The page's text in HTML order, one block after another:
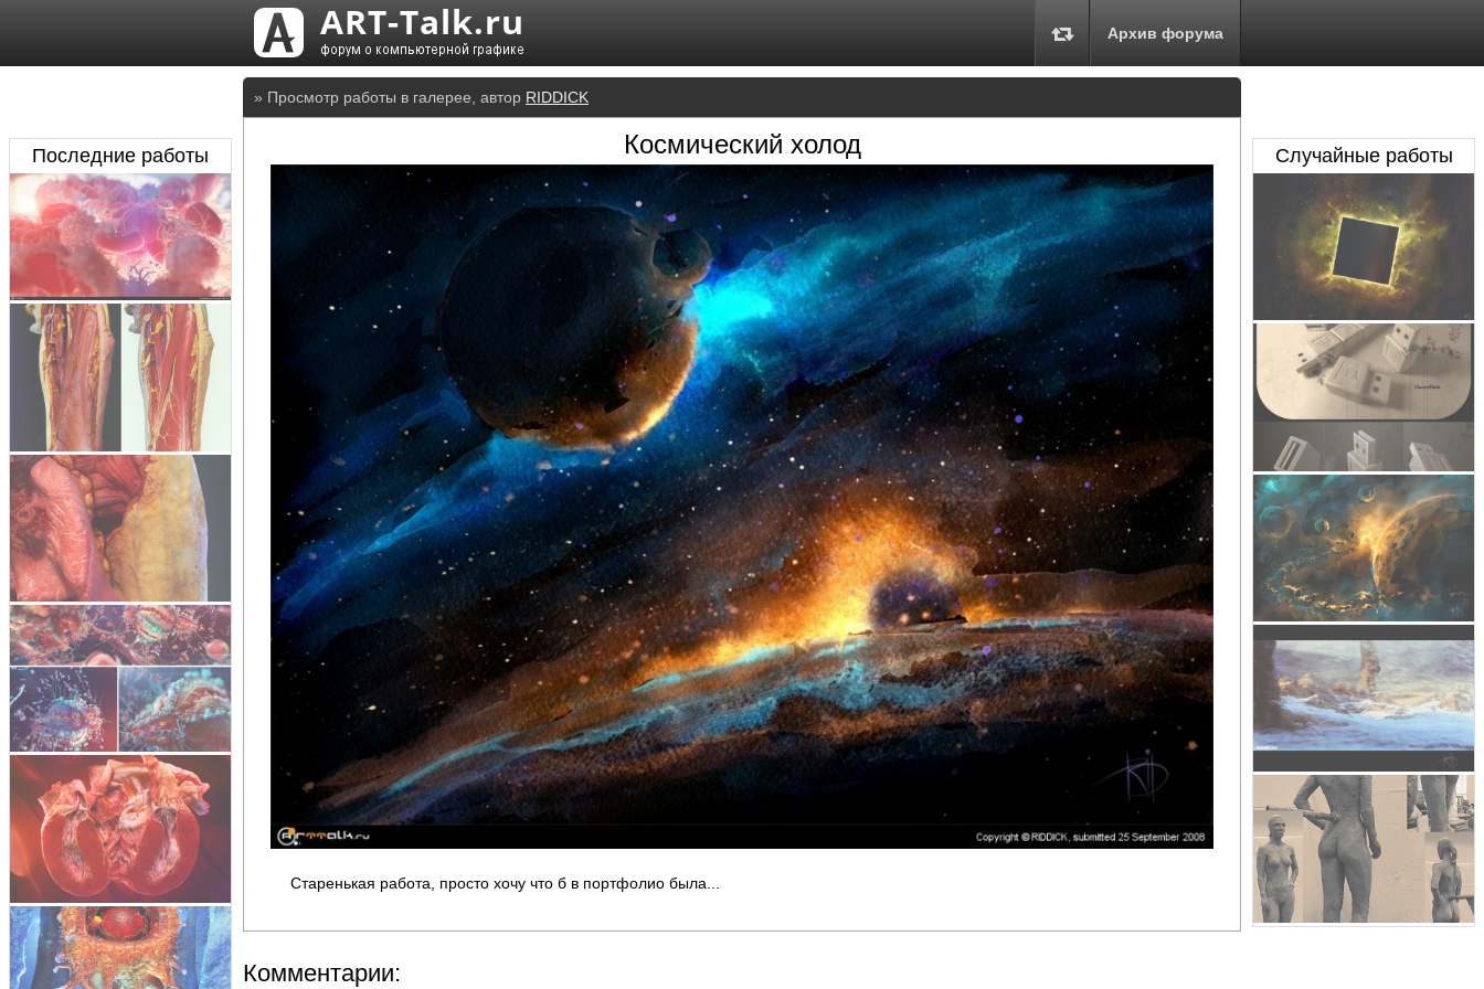
Архив форума
» Просмотр работы в галерее, автор RIDDICK
Космический холод
Старенькая работа, просто хочу что б в портфолио была...
Комментарии:
Последние работы Случайные работы